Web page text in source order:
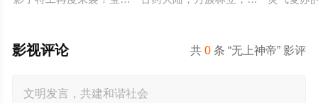
共0 条 “无上神帝” 影评
影视评论